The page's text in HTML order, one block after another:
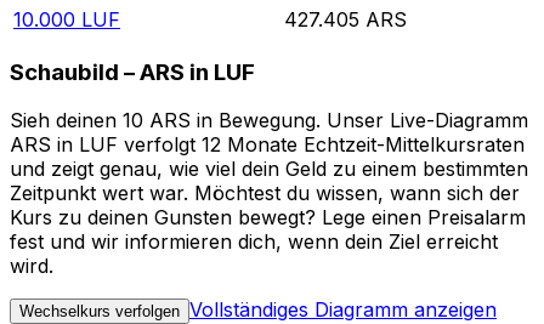
10.000 LUF 427.405 ARS
Schaubild – ARS in LUF
Sieh deinen 10 ARS in Bewegung. Unser Live-Diagramm
ARS in LUF verfolgt 12 Monate Echtzeit-Mittelkursraten
und zeigt genau, wie viel dein Geld zu einem bestimmten
Zeitpunkt wert war. Möchtest du wissen, wann sich der
Kurs zu deinen Gunsten bewegt? Lege einen Preisalarm
fest und wir informieren dich, wenn dein Ziel erreicht
wird.
Wechselkurs verfolgen Vollständiges Diagramm anzeigen